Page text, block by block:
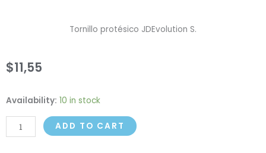
Tornillo protésico JDEvolution S.
$11,55
Availability: 10 in stock
TORNILLO
DE
REEMPLAMZOADD TO CART